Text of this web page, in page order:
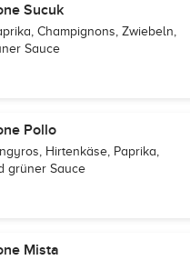
Sucuk
Champignons, Zwiebeln,
Sauce
Pollo
Hirtenkäse, Paprika,
grüner Sauce
Mista